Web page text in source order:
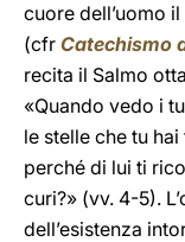
cuore dell’uomo
(cfr Catechismo
recita il Salmo
«Quando vedo i
le stelle che tu
perché di lui ti
curi?» (vv. 4-5).
dell’esistenza